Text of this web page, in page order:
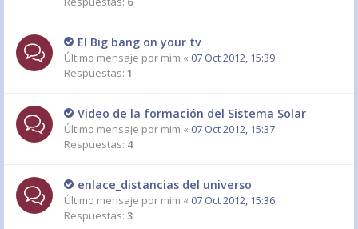
El Big bang on your tv
Último mensaje por mim « 07 Oct 2012, 15:39
Respuestas: 1
Video de la formación del Sistema Solar
Último mensaje por mim « 07 Oct 2012, 15:37
Respuestas: 4
enlace_distancias del universo
Último mensaje por mim « 07 Oct 2012, 15:36
Respuestas: 3